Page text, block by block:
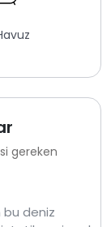
gereken
deniz